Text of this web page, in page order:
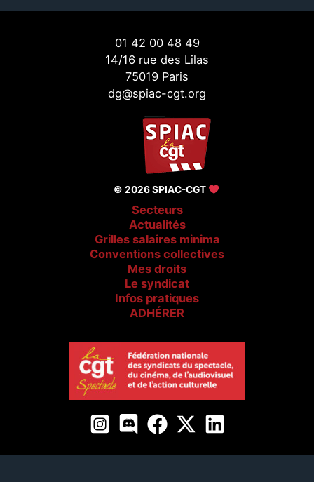
01 42 00 48 49
14/16 rue des Lilas
75019 Paris
dg@spiac-cgt.org
© 2026 SPIAC-CGT
Secteurs
Actualités
Grilles salaires minima
Conventions collectives
Mes droits
Le syndicat
Infos pratiques
ADHÉRER